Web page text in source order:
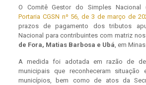
O Comitê Gestor do Simples Nacional
Portaria CGSN nº 56, de 3 de março de
prazos de pagamento dos tributos
Nacional para contribuintes com matriz
de Fora, Matias Barbosa e Ubá, em
A medida foi adotada em razão de
municipais que reconheceram situação
municípios, bem como de atos da